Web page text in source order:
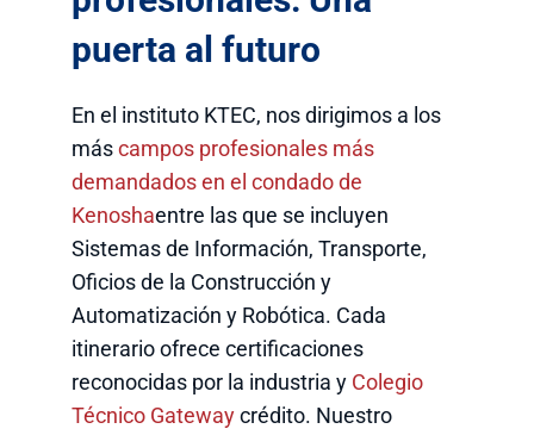
puerta al futuro
En el instituto KTEC, nos dirigimos a los
máscampos profesionales más
demandados en el condado de
Kenoshaentre las que se incluyen
Sistemas de Información, Transporte,
Oficios de la Construcción y
Automatización y Robótica. Cada
itinerario ofrece certificaciones
reconocidas por la industria y Colegio
Técnico Gatewaycrédito. Nuestro